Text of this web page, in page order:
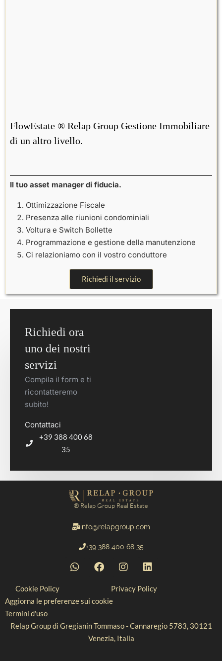
FlowEstate ® Relap Group Gestione Immobiliare
di un altro livello.
Il tuo asset manager di fiducia.
Ottimizzazione Fiscale
Presenza alle riunioni condominiali
Voltura e Switch Bollette
Programmazione e gestione della manutenzione
Ci relazioniamo con il vostro conduttore
Richiedi il servizio
Richiedi ora
uno dei nostri
servizi
Compila il form e ti
ricontatteremo
subito!
Contattaci
+39 388 400 68
35
® Relap Group Real Estate
info@relapgroup.com
+39 388 400 68 35
Cookie Policy
Privacy Policy
Aggiorna le preferenze sui cookie
Termini d'uso
Relap Group di Gregianin Tommaso - Cannaregio 5783, 30121
Venezia, Italia